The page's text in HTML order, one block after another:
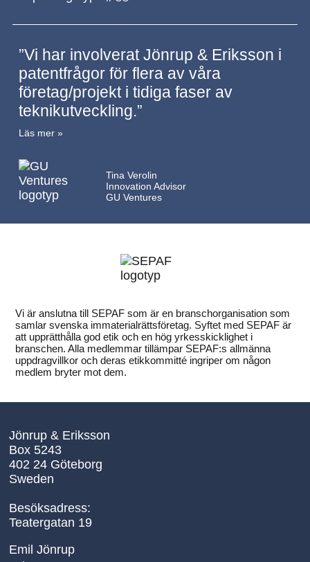
”Vi har involverat Jönrup & Eriksson i
patentfrågor för flera av våra
företag/projekt i tidiga faser av
teknikutveckling.”
Läs mer »
Tina Verolin
Innovation Advisor
GU Ventures
Vi är anslutna till SEPAF som är en branschorganisation som
samlar svenska immaterialrättsföretag. Syftet med SEPAF är
att upprätthålla god etik och en hög yrkesskicklighet i
branschen. Alla medlemmar tillämpar SEPAF:s allmänna
uppdragvillkor och deras etikkommitté ingriper om någon
medlem bryter mot dem.
Jönrup & Eriksson
Box 5243
402 24 Göteborg
Sweden
Besöksadress:
Teatergatan 19
Emil Jönrup